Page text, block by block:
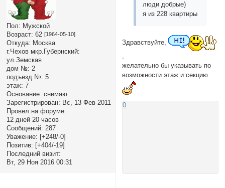
Пол: Мужской
Возраст: 62 [1964-05-10]
Откуда: Москва
г.Чехов мкр.Губернский:
ул.Земская
дом №: 2
подъезд №: 5
этаж: 7
Основание: снимаю
Зарегистрирован: Вс, 13 Фев 2011
Провел на форуме:
12 дней 20 часов
Сообщений: 287
Уважение: [+248/-0]
Позитив: [+404/-19]
Последний визит:
Вт, 29 Ноя 2016 00:31
люди добрые)
я из 228 квартиры
Здравствуйте,
,
желательно бы указывать по
возможности этаж и секцию
0